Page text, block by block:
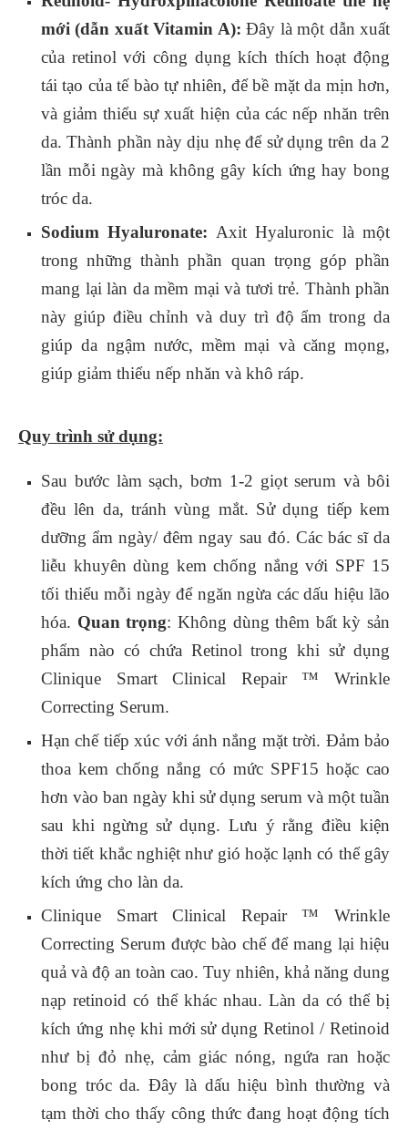
mới (dẫn xuất Vitamin A): Đây là một dẫn xuất
của retinol với công dụng kích thích hoạt động
tái tạo của tế bào tự nhiên, để bề mặt da mịn hơn,
và giảm thiểu sự xuất hiện của các nếp nhăn trên
da. Thành phần này dịu nhẹ để sử dụng trên da 2
lần mỗi ngày mà không gây kích ứng hay bong
tróc da.
Sodium Hyaluronate: Axit Hyaluronic là một
trong những thành phần quan trọng góp phần
mang lại làn da mềm mại và tươi trẻ. Thành phần
này giúp điều chỉnh và duy trì độ ẩm trong da
giúp da ngậm nước, mềm mại và căng mọng,
giúp giảm thiểu nếp nhăn và khô ráp.
Quy trình sử dụng:
Sau bước làm sạch, bơm 1-2 giọt serum và bôi
đều lên da, tránh vùng mắt. Sử dụng tiếp kem
dưỡng ẩm ngày/ đêm ngay sau đó. Các bác sĩ da
liễu khuyên dùng kem chống nắng với SPF 15
tối thiểu mỗi ngày để ngăn ngừa các dấu hiệu lão
hóa. Quan trọng: Không dùng thêm bất kỳ sản
phẩm nào có chứa Retinol trong khi sử dụng
Clinique Smart Clinical Repair ™ Wrinkle
Correcting Serum.
Hạn chế tiếp xúc với ánh nắng mặt trời. Đảm bảo
thoa kem chống nắng có mức SPF15 hoặc cao
hơn vào ban ngày khi sử dụng serum và một tuần
sau khi ngừng sử dụng. Lưu ý rằng điều kiện
thời tiết khắc nghiệt như gió hoặc lạnh có thể gây
kích ứng cho làn da.
Clinique Smart Clinical Repair ™ Wrinkle
Correcting Serum được bào chế để mang lại hiệu
quả và độ an toàn cao. Tuy nhiên, khả năng dung
nạp retinoid có thể khác nhau. Làn da có thể bị
kích ứng nhẹ khi mới sử dụng Retinol / Retinoid
như bị đỏ nhẹ, cảm giác nóng, ngứa ran hoặc
bong tróc da. Đây là dấu hiệu bình thường và
tạm thời cho thấy công thức đang hoạt động tích